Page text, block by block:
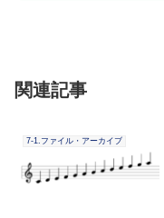
関連記事
7-1.ファイル・アーカイブ